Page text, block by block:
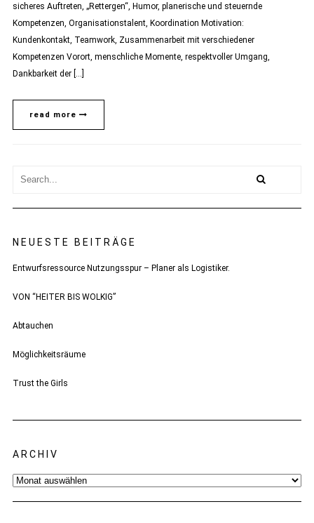
sicheres Auftreten, „Rettergen“, Humor, planerische und steuernde
Kompetenzen, Organisationstalent, Koordination Motivation:
Kundenkontakt, Teamwork, Zusammenarbeit mit verschiedener
Kompetenzen Vorort, menschliche Momente, respektvoller Umgang,
Dankbarkeit der […]
read more
NEUESTE BEITRÄGE
Entwurfsressource Nutzungsspur – Planer als Logistiker.
VON “HEITER BIS WOLKIG”
Abtauchen
Möglichkeitsräume
Trust the Girls
ARCHIV
Archiv